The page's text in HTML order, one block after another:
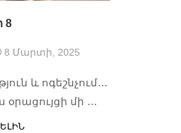
8
8 Մարտի, 2025
և ոգեշնչում…
մի …